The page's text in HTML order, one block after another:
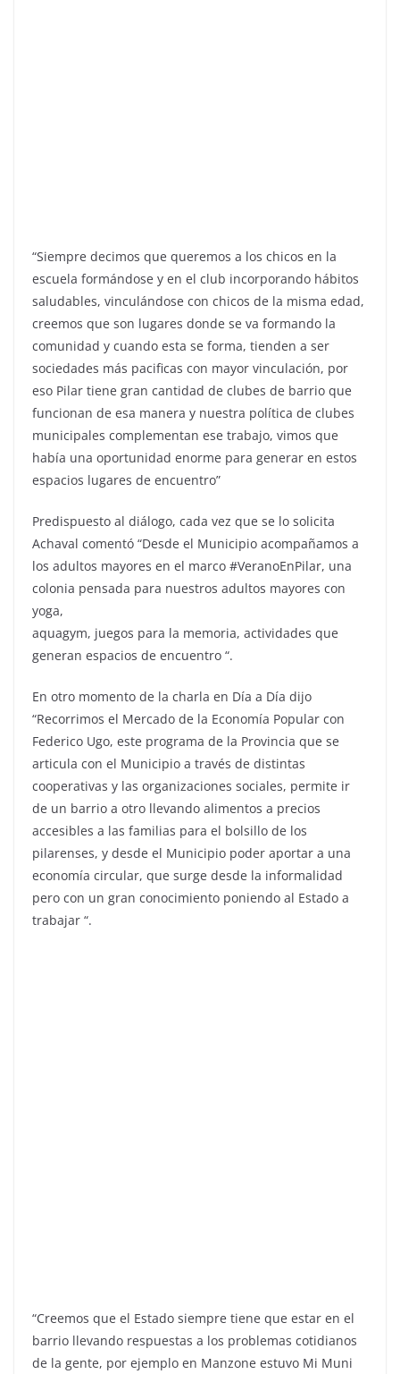
“Siempre decimos que queremos a los chicos en la
escuela formándose y en el club incorporando hábitos
saludables, vinculándose con chicos de la misma edad,
creemos que son lugares donde se va formando la
comunidad y cuando esta se forma, tienden a ser
sociedades más pacificas con mayor vinculación, por
eso Pilar tiene gran cantidad de clubes de barrio que
funcionan de esa manera y nuestra política de clubes
municipales complementan ese trabajo, vimos que
había una oportunidad enorme para generar en estos
espacios lugares de encuentro”
Predispuesto al diálogo, cada vez que se lo solicita
Achaval comentó “Desde el Municipio acompañamos a
los adultos mayores en el marco #VeranoEnPilar, una
colonia pensada para nuestros adultos mayores con
yoga,
aquagym, juegos para la memoria, actividades que
generan espacios de encuentro “.
En otro momento de la charla en Día a Día dijo
“Recorrimos el Mercado de la Economía Popular con
Federico Ugo, este programa de la Provincia que se
articula con el Municipio a través de distintas
cooperativas y las organizaciones sociales, permite ir
de un barrio a otro llevando alimentos a precios
accesibles a las familias para el bolsillo de los
pilarenses, y desde el Municipio poder aportar a una
economía circular, que surge desde la informalidad
pero con un gran conocimiento poniendo al Estado a
trabajar “.
“Creemos que el Estado siempre tiene que estar en el
barrio llevando respuestas a los problemas cotidianos
de la gente, por ejemplo en Manzone estuvo Mi Muni